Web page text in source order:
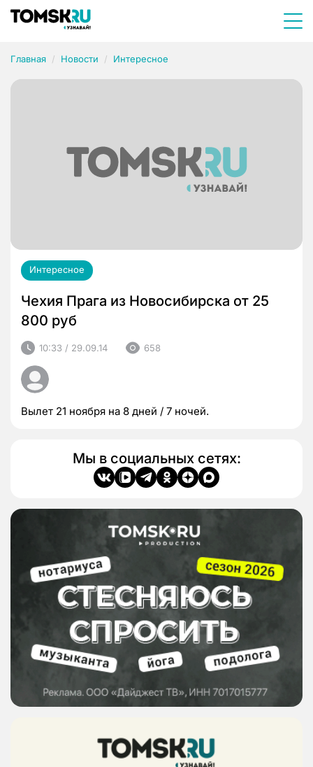
Главная Новости Интересное
Интересное
Чехия Прага из Новосибирска от 25
800 руб
10:33 / 29.09.14 658
Вылет 21 ноября на 8 дней / 7 ночей.
Мы в социальных сетях: